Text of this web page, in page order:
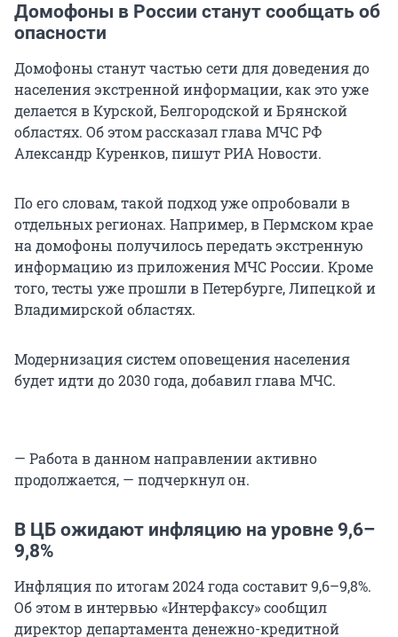
Домофоны в России станут сообщать об
опасности
Домофоны станут частью сети для доведения до
населения экстренной информации, как это уже
делается в Курской, Белгородской и Брянской
областях. Об этом рассказал глава МЧС РФ
Александр Куренков, пишут РИА Новости.
По его словам, такой подход уже опробовали в
отдельных регионах. Например, в Пермском крае
на домофоны получилось передать экстренную
информацию из приложения МЧС России. Кроме
того, тесты уже прошли в Петербурге, Липецкой и
Владимирской областях.
Модернизация систем оповещения населения
будет идти до 2030 года, добавил глава МЧС.
— Работа в данном направлении активно
продолжается, — подчеркнул он.
В ЦБ ожидают инфляцию на уровне 9,6–
9,8%
Инфляция по итогам 2024 года составит 9,6–9,8%.
Об этом в интервью «Интерфаксу» сообщил
директор департамента денежно-кредитной